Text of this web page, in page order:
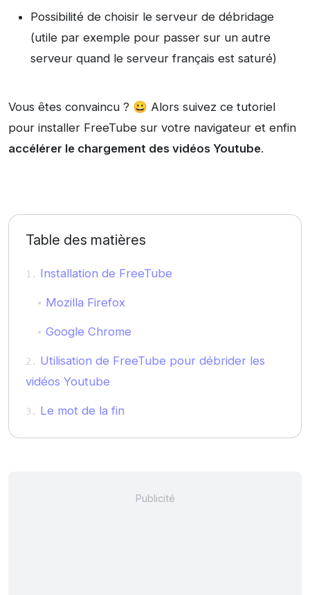
Possibilité de choisir le serveur de débridage
(utile par exemple pour passer sur un autre
serveur quand le serveur français est saturé)
Vous êtes convaincu ? 😀 Alors suivez ce tutoriel
pour installer FreeTube sur votre navigateur et enfin
accélérer le chargement des vidéos Youtube.
Table des matières
Installation de FreeTube
Mozilla Firefox
Google Chrome
Utilisation de FreeTube pour débrider les
vidéos Youtube
Le mot de la fin